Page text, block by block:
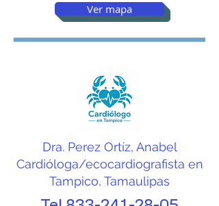
Ver mapa
Dra. Perez Ortíz, Anabel
Cardióloga/ecocardiografista en
Tampico, Tamaulipas